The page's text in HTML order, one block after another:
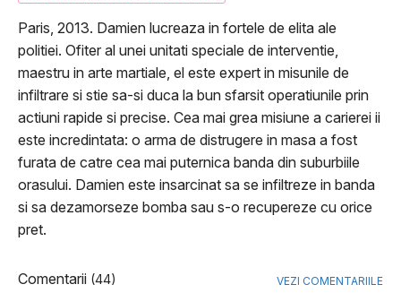
Paris, 2013. Damien lucreaza in fortele de elita ale
politiei. Ofiter al unei unitati speciale de interventie,
maestru in arte martiale, el este expert in misunile de
infiltrare si stie sa-si duca la bun sfarsit operatiunile prin
actiuni rapide si precise. Cea mai grea misiune a carierei ii
este incredintata: o arma de distrugere in masa a fost
furata de catre cea mai puternica banda din suburbiile
orasului. Damien este insarcinat sa se infiltreze in banda
si sa dezamorseze bomba sau s-o recupereze cu orice
pret.
Comentarii (44) VEZI COMENTARIILE